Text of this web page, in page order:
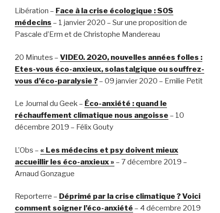
Libération – Face à la crise écologique : SOS
médecins – 1 janvier 2020 – Sur une proposition de
Pascale d’Erm et de Christophe Mandereau
20 Minutes – VIDEO. 2020, nouvelles années folles :
Etes-vous éco-anxieux, solastalgique ou souffrez-
vous d’éco-paralysie ?– 09 janvier 2020 – Emilie Petit
Le Journal du Geek – Éco-anxiété : quand le
réchauffement climatique nous angoisse – 10
décembre 2019 – Félix Gouty
L’Obs – « Les médecins et psy doivent mieux
accueillir les éco-anxieux » – 7 décembre 2019 –
Arnaud Gonzague
Reporterre – Déprimé par la crise climatique ? Voici
comment soigner l’éco-anxiété – 4 décembre 2019